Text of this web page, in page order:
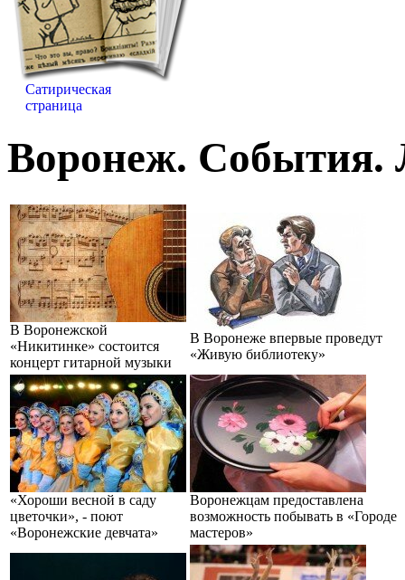
Сатирическая
страница
Воронеж. События.
В Воронежской
«Никитинке» состоится
концерт гитарной музыки
В Воронеже впервые проведут
«Живую библиотеку»
«Хороши весной в саду
цветочки», - поют
«Воронежские девчата»
Воронежцам предоставлена
возможность побывать в «Городе
мастеров»